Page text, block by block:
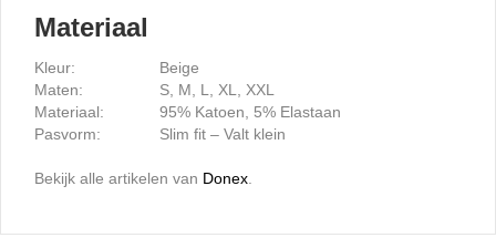
Materiaal
Kleur:
Beige
Maten:
S, M, L, XL, XXL
Materiaal:
95% Katoen, 5% Elastaan
Pasvorm:
Slim fit – Valt klein
Bekijk alle artikelen van Donex